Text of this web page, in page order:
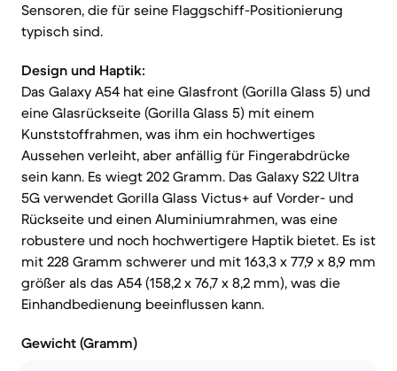
Sensoren, die für seine Flaggschiff-Positionierung
typisch sind.
Design und Haptik:
Das Galaxy A54 hat eine Glasfront (Gorilla Glass 5) und
eine Glasrückseite (Gorilla Glass 5) mit einem
Kunststoffrahmen, was ihm ein hochwertiges
Aussehen verleiht, aber anfällig für Fingerabdrücke
sein kann. Es wiegt 202 Gramm. Das Galaxy S22 Ultra
5G verwendet Gorilla Glass Victus+ auf Vorder- und
Rückseite und einen Aluminiumrahmen, was eine
robustere und noch hochwertigere Haptik bietet. Es ist
mit 228 Gramm schwerer und mit 163,3 x 77,9 x 8,9 mm
größer als das A54 (158,2 x 76,7 x 8,2 mm), was die
Einhandbedienung beeinflussen kann.
Gewicht (Gramm)